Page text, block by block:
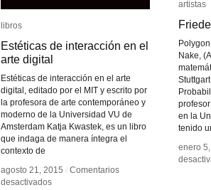
libros
Estéticas de interacción en el
arte digital
Estéticas de interacción en el arte
digital, editado por el MIT y escrito por
la profesora de arte contemporáneo y
moderno de la Universidad VU de
Amsterdam Katja Kwastek, es un libro
que indaga de manera íntegra el
contexto de
agosto 21, 2015 / Comentarios
desactivadosen
libros
Estéticas de interacción en el
arte digital
agosto 21, 2015 / Comentarios
desactivadosen
artistas
Nake,
en la
tenido
enero
artistas
enero